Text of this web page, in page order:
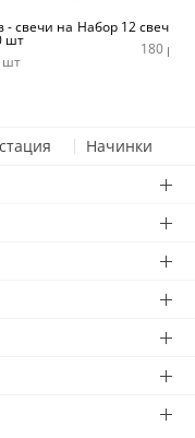
- свечи на
шт
шт
Набор 12 свечей
180 руб
Начинки